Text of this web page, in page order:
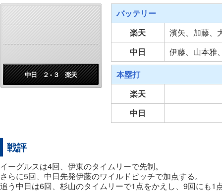
中日 ２ - ３ 楽天
バッテリー
楽天
濱矢、加藤、
中日
伊藤、山本雅
本塁打
楽天
中日
戦評
イーグルスは4回、伊東のタイムリーで先制。
さらに5回、中日先発伊藤のワイルドピッチで加点する。
追う中日は6回、杉山のタイムリーで1点をかえし、9回にも1